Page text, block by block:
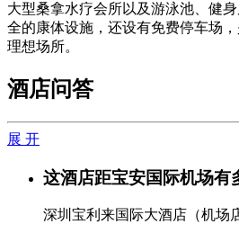
大型桑拿水疗会所以及游泳池、健
全的康体设施，还设有免费停车场
理想场所。
酒店问答
展 开
这酒店距宝安国际机场有
深圳宝利来国际大酒店（机场